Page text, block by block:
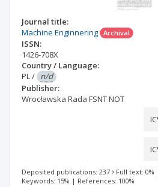
Journal title:
Machine Enginnering Archival
ISSN:
1426-708X
Country / Language:
PL/ n/d
Publisher:
Wrocławska Rada FSNT NOT
Deposited publications: 237 Full text: 0%
Keywords: 15% | References: 100%